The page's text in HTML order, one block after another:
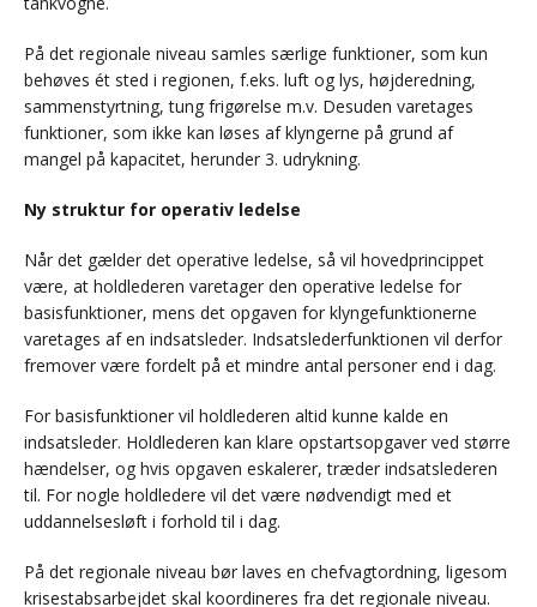
På det regionale niveau samles særlige funktioner, som kun
behøves ét sted i regionen, f.eks. luft og lys, højderedning,
sammenstyrtning, tung frigørelse m.v. Desuden varetages
funktioner, som ikke kan løses af klyngerne på grund af
mangel på kapacitet, herunder 3. udrykning.
Ny struktur for operativ ledelse
Når det gælder det operative ledelse, så vil hovedprincippet
være, at holdlederen varetager den operative ledelse for
basisfunktioner, mens det opgaven for klyngefunktionerne
varetages af en indsatsleder. Indsatslederfunktionen vil derfor
fremover være fordelt på et mindre antal personer end i dag.
For basisfunktioner vil holdlederen altid kunne kalde en
indsatsleder. Holdlederen kan klare opstartsopgaver ved større
hændelser, og hvis opgaven eskalerer, træder indsatslederen
til. For nogle holdledere vil det være nødvendigt med et
uddannelsesløft i forhold til i dag.
På det regionale niveau bør laves en chefvagtordning, ligesom
krisestabsarbejdet skal koordineres fra det regionale niveau.